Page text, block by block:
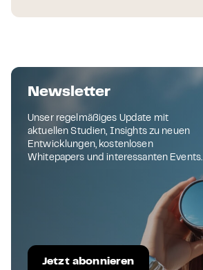
Newsletter
Unser regelmäßiges Update mit
aktuellen Studien, Insights zu neuen
Entwicklungen, kostenlosen
Whitepapers und interessanten Events.
Jetzt abonnieren